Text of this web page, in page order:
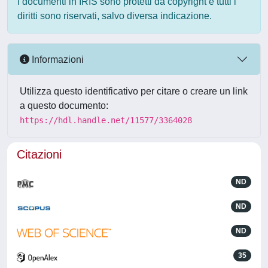
diritti sono riservati, salvo diversa indicazione.
Informazioni
Utilizza questo identificativo per citare o creare un link
a questo documento:
https://hdl.handle.net/11577/3364028
Citazioni
ND
ND
ND
35